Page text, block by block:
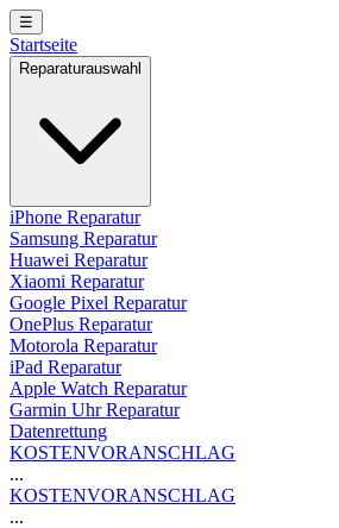
☰
Startseite
Reparaturauswahl
iPhone Reparatur
Samsung Reparatur
Huawei Reparatur
Xiaomi Reparatur
Google Pixel Reparatur
OnePlus Reparatur
Motorola Reparatur
iPad Reparatur
Apple Watch Reparatur
Garmin Uhr Reparatur
Datenrettung
KOSTENVORANSCHLAG
...
KOSTENVORANSCHLAG
...